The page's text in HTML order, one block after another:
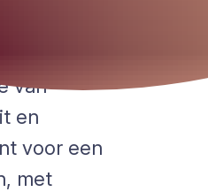
van
en
voor een
met